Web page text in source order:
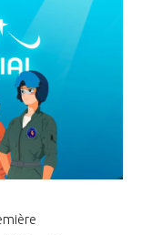
développez
intégré et